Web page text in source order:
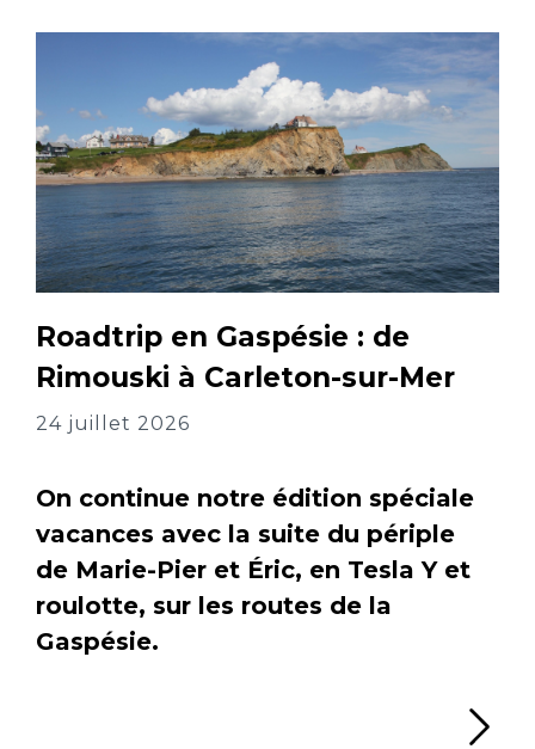
Roadtrip en Gaspésie : de
Rimouski à Carleton-sur-Mer
24 juillet 2026
On continue notre édition spéciale
vacances avec la suite du périple
de Marie-Pier et Éric, en Tesla Y et
roulotte, sur les routes de la
Gaspésie.